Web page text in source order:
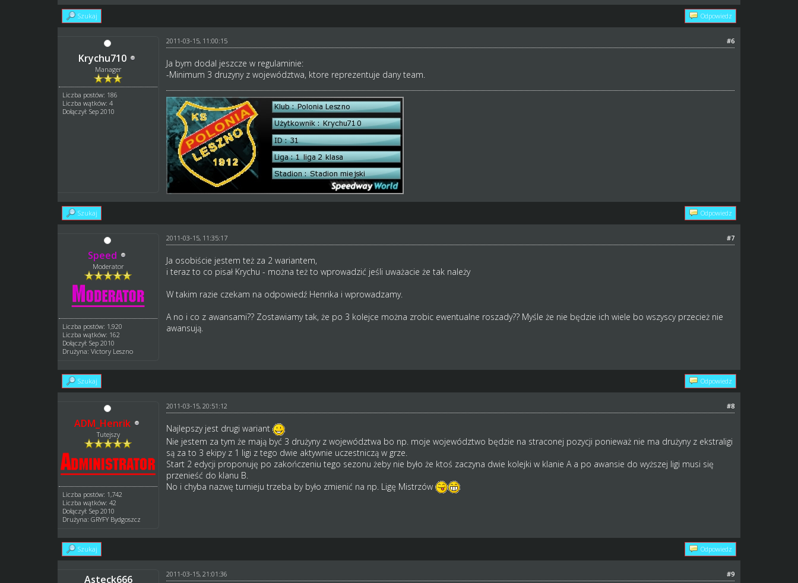
Szukaj Odpowiedz
Krychu710
Manager
Liczba postów: 186
Liczba wątków: 4
Dołączył: Sep 2010
#6
2011-03-15, 11:00:15
Ja bym dodal jeszcze w regulaminie:
-Minimum 3 druzyny z województwa, ktore reprezentuje dany team.
Szukaj Odpowiedz
Speed
Moderator
Liczba postów: 1,920
Liczba wątków: 162
Dołączył: Sep 2010
Drużyna: Victory Leszno
#7
2011-03-15, 11:35:17
Ja osobiście jestem też za 2 wariantem,
i teraz to co pisał Krychu - można też to wprowadzić jeśli uważacie że tak należy
W takim razie czekam na odpowiedź Henrika i wprowadzamy.
A no i co z awansami?? Zostawiamy tak, że po 3 kolejce można zrobic ewentualne roszady?? Myśle że nie będzie ich wiele bo wszyscy przecież nie
awansują.
Szukaj Odpowiedz
ADM_Henrik
Tutejszy
Liczba postów: 1,742
Liczba wątków: 42
Dołączył: Sep 2010
Drużyna: GRYFY Bydgoszcz
#8
2011-03-15, 20:51:12
Najlepszy jest drugi wariant
Nie jestem za tym że mają być 3 drużyny z województwa bo np. moje województwo będzie na straconej pozycji ponieważ nie ma drużyny z ekstraligi
są za to 3 ekipy z 1 ligi z tego dwie aktywnie uczestniczą w grze.
Start 2 edycji proponuję po zakończeniu tego sezonu żeby nie było że ktoś zaczyna dwie kolejki w klanie A a po awansie do wyższej ligi musi się
przenieść do klanu B.
No i chyba nazwę turnieju trzeba by było zmienić na np. Ligę Mistrzów
Szukaj Odpowiedz
Asteck666 #9
2011-03-15, 21:01:36